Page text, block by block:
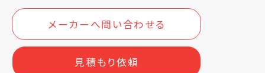
メーカーへ問い合わせる
見積もり依頼